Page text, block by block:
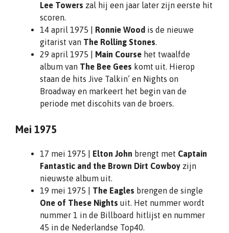
Lee Towers zal hij een jaar later zijn eerste hit
scoren.
14 april 1975 | Ronnie Wood is de nieuwe
gitarist van The Rolling Stones.
29 april 1975 | Main Course het twaalfde
album van The Bee Gees komt uit. Hierop
staan de hits Jive Talkin’ en Nights on
Broadway en markeert het begin van de
periode met discohits van de broers.
Mei 1975
17 mei 1975 | Elton John brengt met Captain
Fantastic and the Brown Dirt Cowboy zijn
nieuwste album uit.
19 mei 1975 | The Eagles brengen de single
One of These Nights uit. Het nummer wordt
nummer 1 in de Billboard hitlijst en nummer
45 in de Nederlandse Top40.